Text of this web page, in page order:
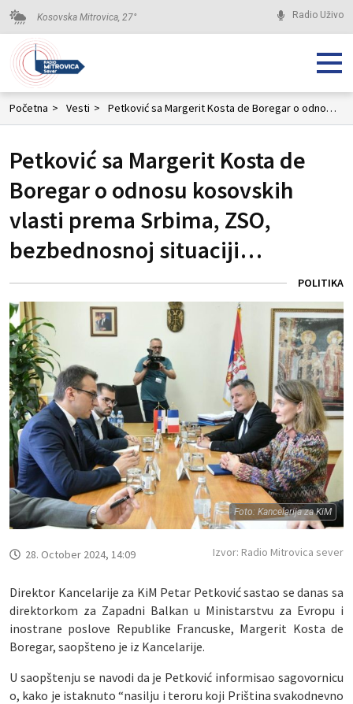
Kosovska Mitrovica, 27° Radio Uživo
Početna > Vesti > Petković sa Margerit Kosta de Boregar o odnosu kosovskih vlasti prema Srbima, ZSO, bezbednosnoj situaciji…
Petković sa Margerit Kosta de
Boregar o odnosu kosovskih
vlasti prema Srbima, ZSO,
bezbednosnoj situaciji…
POLITIKA
Foto: Kancelarija za KiM
28. October 2024, 14:09 Izvor: Radio Mitrovica sever
Direktor Kancelarije za KiM Petar Petković sastao se danas sa
direktorkom za Zapadni Balkan u Ministarstvu za Evropu i
inostrane poslove Republike Francuske, Margerit Kosta de
Boregar, saopšteno je iz Kancelarije.
U saopštenju se navodi da je Petković informisao sagovornicu
o, kako je istaknuto “nasilju i teroru koji Priština svakodnevno